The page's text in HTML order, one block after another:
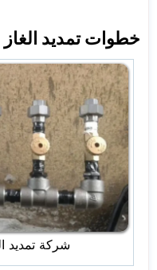
خطوات تمديد
شركة تمديد